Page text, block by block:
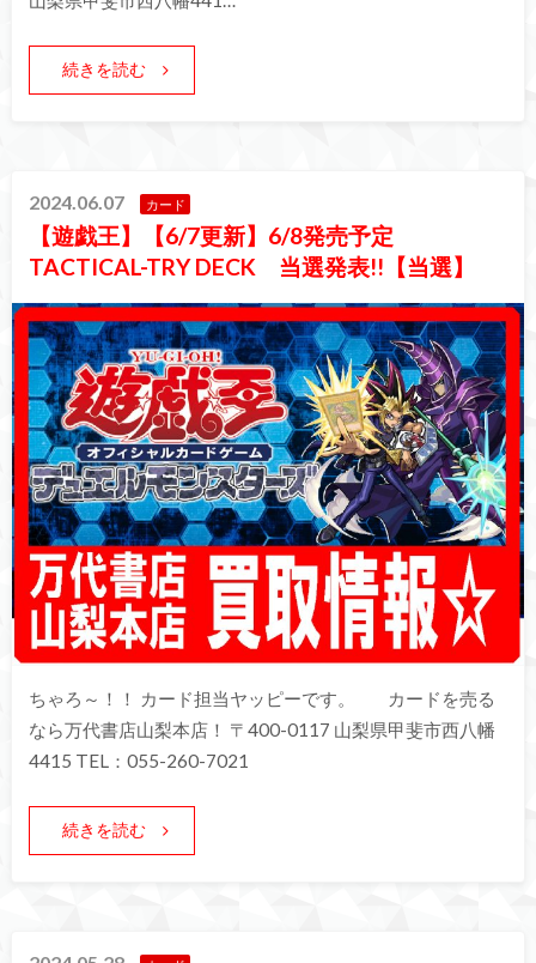
続きを読む
2024.06.07 カード
【遊戯王】【6/7更新】6/8発売予定
TACTICAL-TRY DECK 当選発表!!【当選】
ちゃろ～！！ カード担当ヤッピーです。 カードを売る
なら万代書店山梨本店！ 〒400-0117 山梨県甲斐市西八幡
4415 TEL：055-260-7021
続きを読む